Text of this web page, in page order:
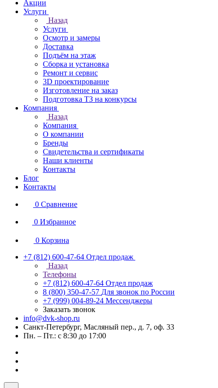
Акции
Услуги
Назад
Услуги
Осмотр и замеры
Доставка
Подъём на этаж
Сборка и установка
Ремонт и сервис
3D проектирование
Изготовление на заказ
Подготовка ТЗ на конкурсы
Компания
Назад
Компания
О компании
Бренды
Свидетельства и сертификаты
Наши клиенты
Контакты
Блог
Контакты
0 Сравнение
0 Избранное
0 Корзина
+7 (812) 600-47-64 Отдел продаж
Назад
Телефоны
+7 (812) 600-47-64 Отдел продаж
8 (800) 350-47-57 Для звонок по России
+7 (999) 004-89-24 Мессенджеры
Заказать звонок
info@dvk-shop.ru
Санкт-Петербург, Масляный пер., д. 7, оф. 33
Пн. – Пт.: с 8:30 до 17:00